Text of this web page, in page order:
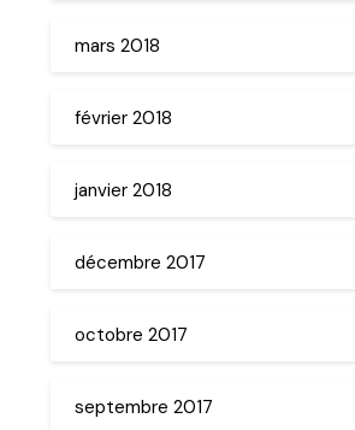
mars 2018
février 2018
janvier 2018
décembre 2017
octobre 2017
septembre 2017